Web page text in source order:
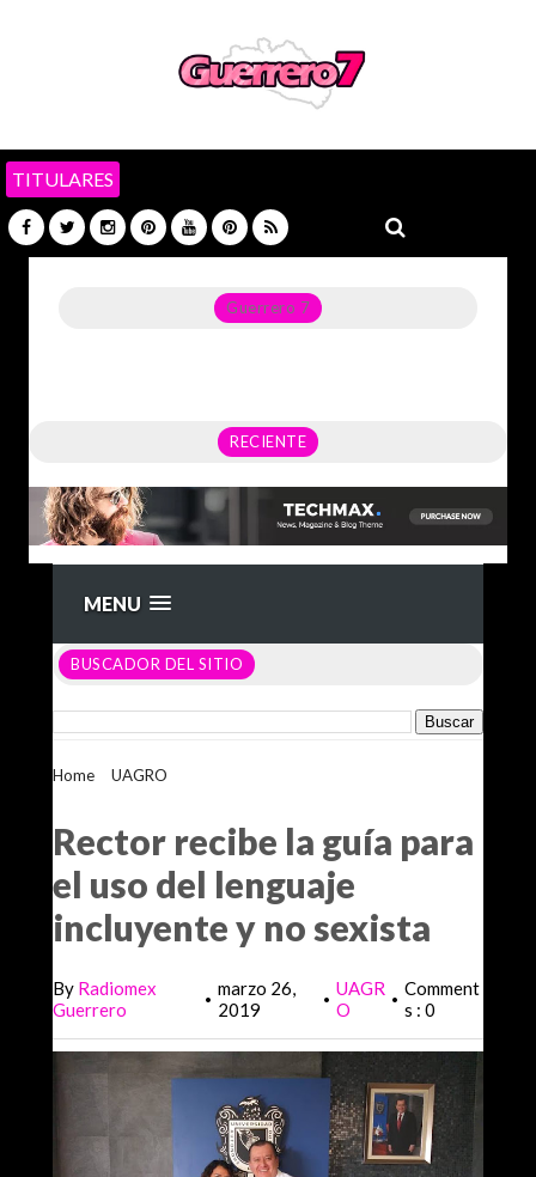
TITULARES
Guerrero 7
RECIENTE
MENU
BUSCADOR DEL SITIO
Home UAGRO
Rector recibe la guía para
el uso del lenguaje
incluyente y no sexista
By Radiomex
Guerrero
• marzo 26,
2019
• UAGR
O
• Comment
s : 0